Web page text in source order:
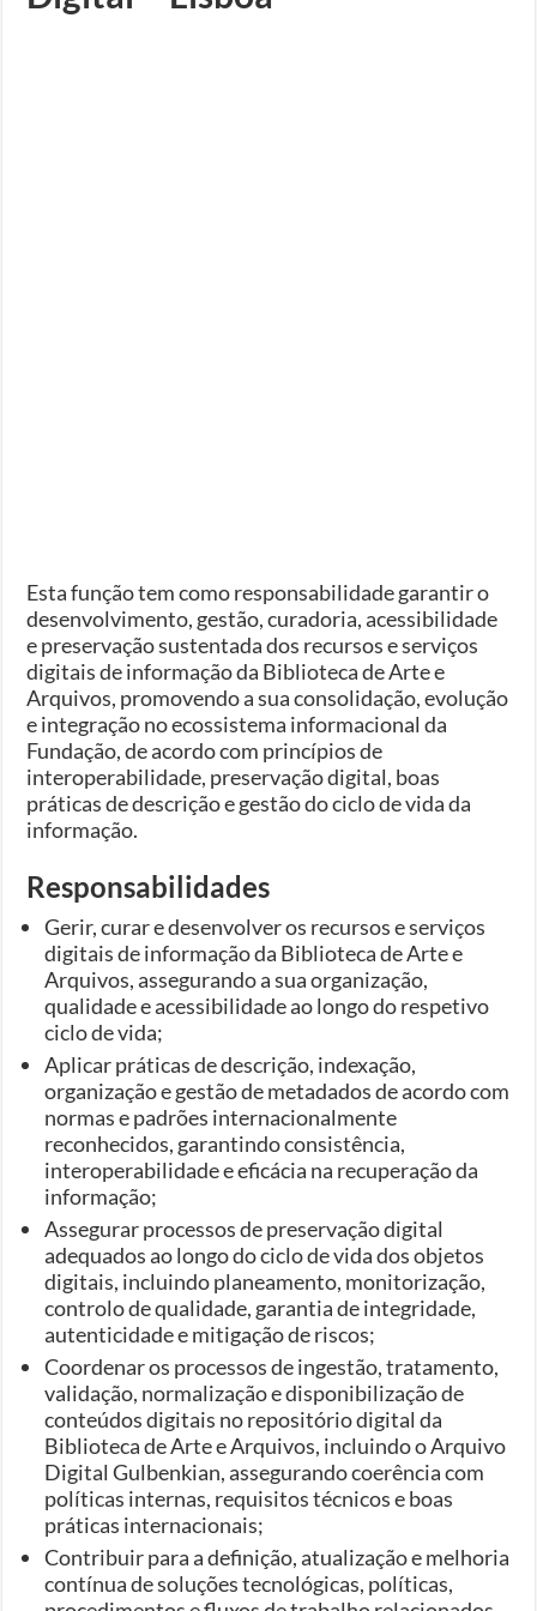
Esta função tem como responsabilidade garantir o
desenvolvimento, gestão, curadoria, acessibilidade
e preservação sustentada dos recursos e serviços
digitais de informação da Biblioteca de Arte e
Arquivos, promovendo a sua consolidação, evolução
e integração no ecossistema informacional da
Fundação, de acordo com princípios de
interoperabilidade, preservação digital, boas
práticas de descrição e gestão do ciclo de vida da
informação.
Responsabilidades
Gerir, curar e desenvolver os recursos e serviços
digitais de informação da Biblioteca de Arte e
Arquivos, assegurando a sua organização,
qualidade e acessibilidade ao longo do respetivo
ciclo de vida;
Aplicar práticas de descrição, indexação,
organização e gestão de metadados de acordo com
normas e padrões internacionalmente
reconhecidos, garantindo consistência,
interoperabilidade e eficácia na recuperação da
informação;
Assegurar processos de preservação digital
adequados ao longo do ciclo de vida dos objetos
digitais, incluindo planeamento, monitorização,
controlo de qualidade, garantia de integridade,
autenticidade e mitigação de riscos;
Coordenar os processos de ingestão, tratamento,
validação, normalização e disponibilização de
conteúdos digitais no repositório digital da
Biblioteca de Arte e Arquivos, incluindo o Arquivo
Digital Gulbenkian, assegurando coerência com
políticas internas, requisitos técnicos e boas
práticas internacionais;
Contribuir para a definição, atualização e melhoria
contínua de soluções tecnológicas, políticas,